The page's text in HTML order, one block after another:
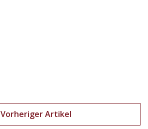
Vorheriger Artikel